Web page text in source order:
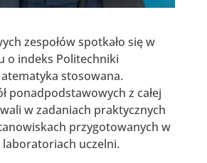
zespołów spotkało się w
o indeks Politechniki
stosowana.
ponadpodstawowych z całej
w zadaniach praktycznych
przygotowanych w
uczelni.